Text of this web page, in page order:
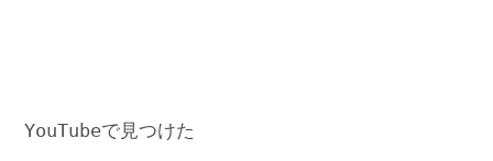
YouTubeで見つけた